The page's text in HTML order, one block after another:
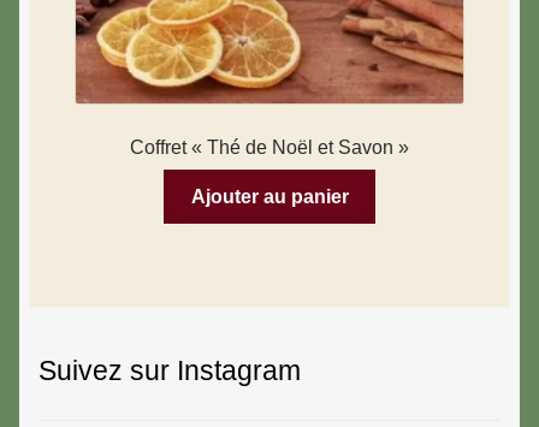
Coffret « Thé de Noël et Savon »
Ajouter au panier
Suivez sur Instagram